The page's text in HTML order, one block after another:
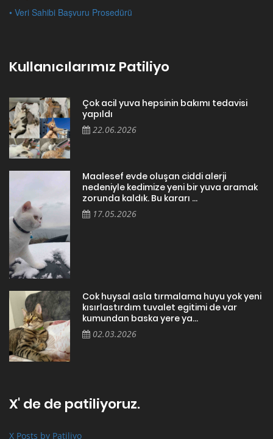
• Veri Sahibi Başvuru Prosedürü
Kullanıcılarımız Patiliyo
Çok acil yuva hepsinin bakımı tedavisi
yapıldı
22.06.2026
Maalesef evde oluşan ciddi alerji
nedeniyle kedimize yeni bir yuva aramak
zorunda kaldık. Bu kararı ...
17.05.2026
Cok huysal asla tırmalama huyu yok yeni
kısırlastırdım tuvalet egitimi de var
kumundan baska yere ya...
02.03.2026
X' de de patiliyoruz.
X Posts by Patiliyo